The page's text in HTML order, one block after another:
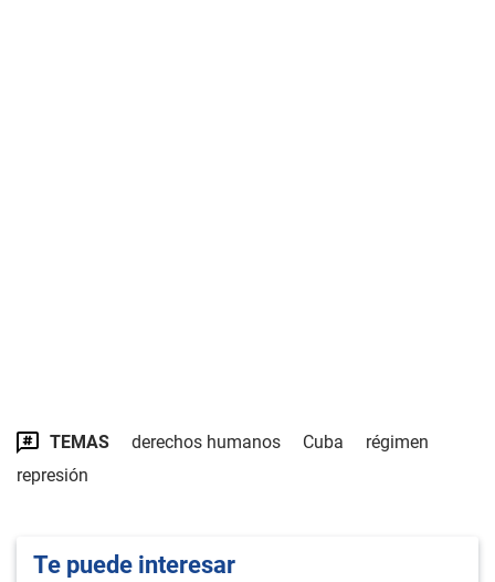
TEMAS derechos humanos Cuba
régimen
represión
Te puede interesar